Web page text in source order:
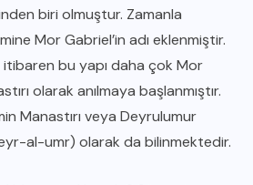
biri olmuştur. Zamanla
Mor Gabriel’in adı eklenmiştir.
itibaren bu yapı daha çok Mor
olarak anılmaya başlanmıştır.
Manastırı veya Deyrulumur
al-umr) olarak da bilinmektedir.